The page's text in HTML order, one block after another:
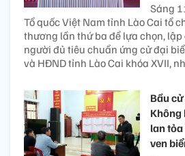
Sáng
Tổ quốc Việt Nam tỉnh Lào Cai tổ
thương lần thứ ba để lựa chọn,
người đủ tiêu chuẩn ứng cử đại
và HĐND tỉnh Lào Cai khóa XVII,
Bầu
Không
lan
ven